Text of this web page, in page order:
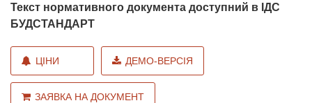
Текст нормативного документа доступний в ІДС
БУДСТАНДАРТ
ЦІНИ ДЕМО-ВЕРСІЯ
ЗАЯВКА НА ДОКУМЕНТ